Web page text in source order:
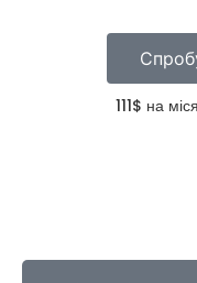
111$ на